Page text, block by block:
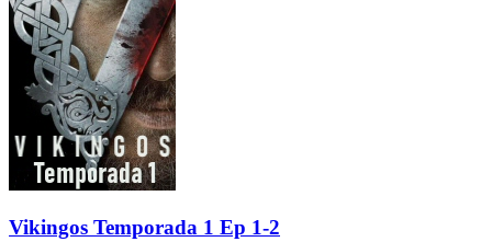
Vikingos Temporada 1 Ep 1-2